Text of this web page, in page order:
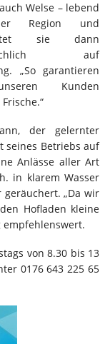
Welse – lebend
Region und
sie dann
auf
„So garantieren
Kunden
der gelernter
seines Betriebs auf
Anlässe aller Art
in klarem Wasser
„Da wir
Hofladen kleine
empfehlenswert.
von 8.30 bis 13
0176 643 225 65